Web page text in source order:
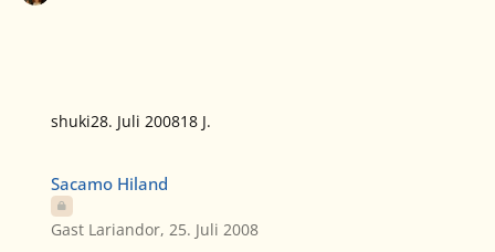
shuki28. Juli 200818 J.
Sacamo Hiland
Gast Lariandor, 25. Juli 2008